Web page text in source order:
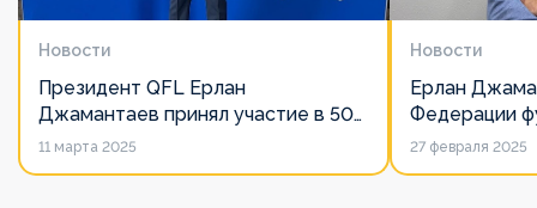
Новости
Президент QFL Ерлан
Джамантаев принял участие в 50-
м Общем собрании Европейских
11 марта 2025
Новости
Ерлан
Федерации
дорожит
27 февраля 2025